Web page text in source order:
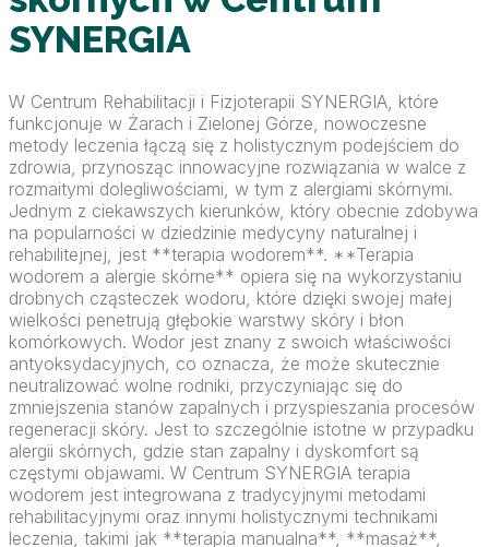
SYNERGIA
W Centrum Rehabilitacji i Fizjoterapii SYNERGIA, które
funkcjonuje w Żarach i Zielonej Górze, nowoczesne
metody leczenia łączą się z holistycznym podejściem do
zdrowia, przynosząc innowacyjne rozwiązania w walce z
rozmaitymi dolegliwościami, w tym z alergiami skórnymi.
Jednym z ciekawszych kierunków, który obecnie zdobywa
na popularności w dziedzinie medycyny naturalnej i
rehabilitejnej, jest **terapia wodorem**. **Terapia
wodorem a alergie skórne** opiera się na wykorzystaniu
drobnych cząsteczek wodoru, które dzięki swojej małej
wielkości penetrują głębokie warstwy skóry i błon
komórkowych. Wodor jest znany z swoich właściwości
antyoksydacyjnych, co oznacza, że może skutecznie
neutralizować wolne rodniki, przyczyniając się do
zmniejszenia stanów zapalnych i przyspieszania procesów
regeneracji skóry. Jest to szczególnie istotne w przypadku
alergii skórnych, gdzie stan zapalny i dyskomfort są
częstymi objawami. W Centrum SYNERGIA terapia
wodorem jest integrowana z tradycyjnymi metodami
rehabilitacyjnymi oraz innymi holistycznymi technikami
leczenia, takimi jak **terapia manualna**, **masaż**,